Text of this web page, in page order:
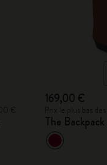
169,00 €
The